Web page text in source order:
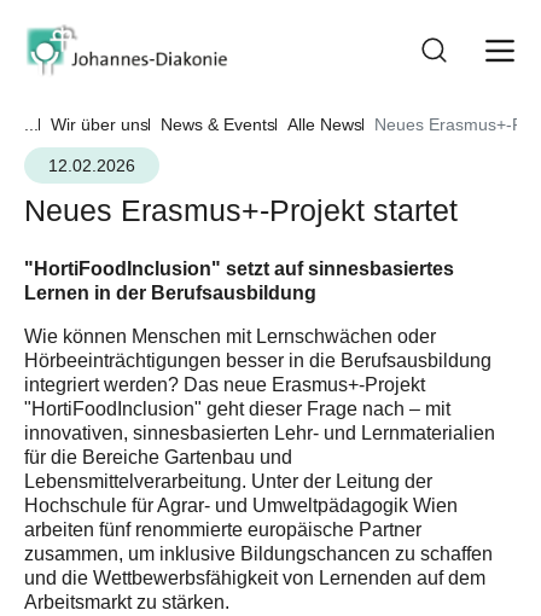
... Wir über uns News & Events Alle News
Neues Erasmus+-
12.02.2026
Neues Erasmus+-Projekt startet
"HortiFoodInclusion" setzt auf sinnesbasiertes
Lernen in der Berufsausbildung
Wie können Menschen mit Lernschwächen oder
Hörbeeinträchtigungen besser in die Berufsausbildung
integriert werden? Das neue Erasmus+-Projekt
"HortiFoodInclusion" geht dieser Frage nach – mit
innovativen, sinnesbasierten Lehr- und Lernmaterialien
für die Bereiche Gartenbau und
Lebensmittelverarbeitung. Unter der Leitung der
Hochschule für Agrar- und Umweltpädagogik Wien
arbeiten fünf renommierte europäische Partner
zusammen, um inklusive Bildungschancen zu schaffen
und die Wettbewerbsfähigkeit von Lernenden auf dem
Arbeitsmarkt zu stärken.